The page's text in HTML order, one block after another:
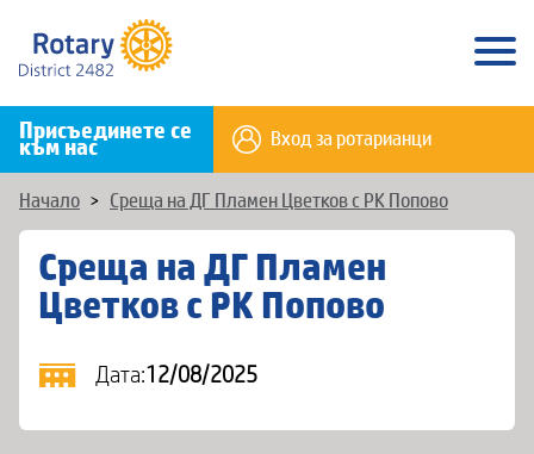
Присъединете се
към нас Вход за ротарианци
Начало > Среща на ДГ Пламен Цветков с РК Попово
Среща на ДГ Пламен
Цветков с РК Попово
Дата:12/08/2025